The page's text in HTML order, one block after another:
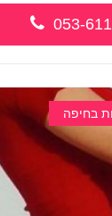
053-
בחיפה